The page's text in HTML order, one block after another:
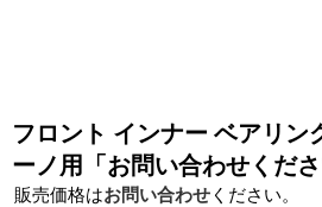
フロント インナー ベアリン
ーノ用「お問い合わせくださ
販売価格はお問い合わせ ください。